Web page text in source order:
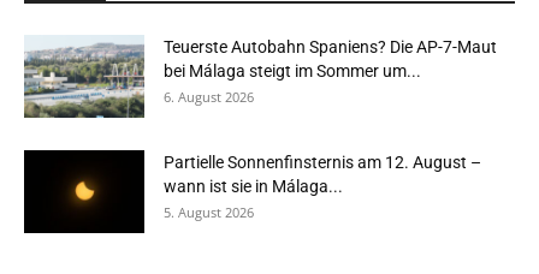
Teuerste Autobahn Spaniens? Die AP-7-Maut
bei Málaga steigt im Sommer um...
6. August 2026
Partielle Sonnenfinsternis am 12. August –
wann ist sie in Málaga...
5. August 2026